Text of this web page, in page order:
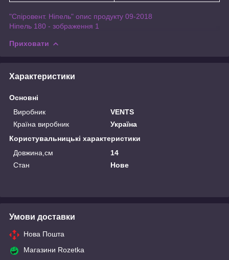
"Спіровент. Ніпель" опис продукту 09-2018
Ніпель 180 - зображення 1
Приховати
Характеристики
Основні
Виробник
VENTS
Країна виробник
Україна
Користувальницькі характеристики
Довжина,см
14
Стан
Нове
Умови доставки
Нова Пошта
Магазини Rozetka